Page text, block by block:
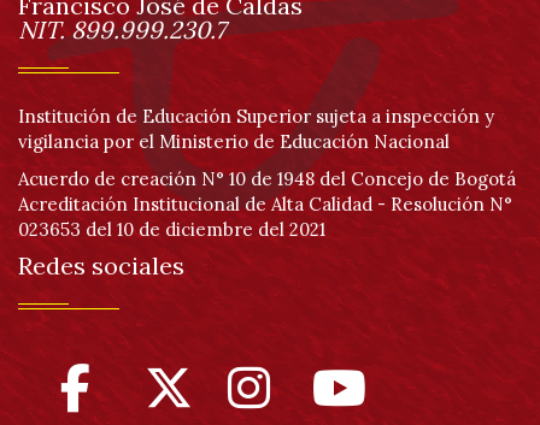
Información
NIT. 899.999.230.7
Institución de Educación Superior sujeta a inspección y
vigilancia por el Ministerio de Educación Nacional
Acuerdo de creación N° 10 de 1948 del Concejo de Bogotá
Acreditación Institucional de Alta Calidad - Resolución N°
023653 del 10 de diciembre del 2021
Redes sociales